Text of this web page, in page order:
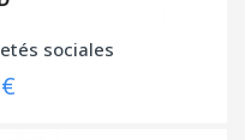
sociales